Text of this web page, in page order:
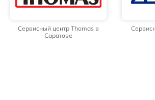
Сервисный центр Thomas в
Саратове